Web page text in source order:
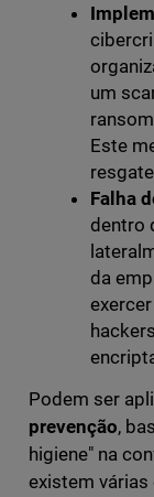
um
Este
Falha
dentro
da
Podem ser
prevenção,
higiene" na
existem várias